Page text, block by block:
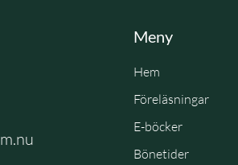
Meny
Hem
Föreläsningar
E-böcker
Bönetider